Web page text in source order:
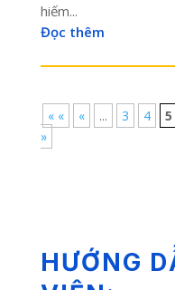
hiếm...
Đọc thêm
« « « ... 3 4 5
»
HƯỚNG